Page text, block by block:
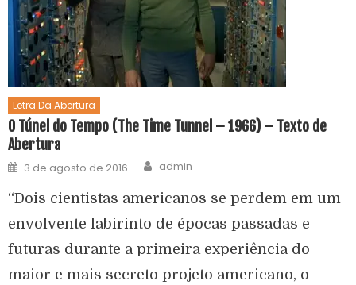
Letra Da Abertura
O Túnel do Tempo (The Time Tunnel – 1966) – Texto de
Abertura
3 de agosto de 2016 admin
“Dois cientistas americanos se perdem em um
envolvente labirinto de épocas passadas e
futuras durante a primeira experiência do
maior e mais secreto projeto americano, o